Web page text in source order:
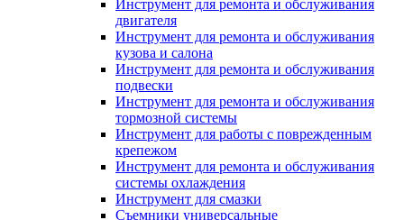
Инструмент для ремонта и обслуживания
двигателя
Инструмент для ремонта и обслуживания
кузова и салона
Инструмент для ремонта и обслуживания
подвески
Инструмент для ремонта и обслуживания
тормозной системы
Инструмент для работы с поврежденным
крепежом
Инструмент для ремонта и обслуживания
системы охлаждения
Инструмент для смазки
Съемники универсальные